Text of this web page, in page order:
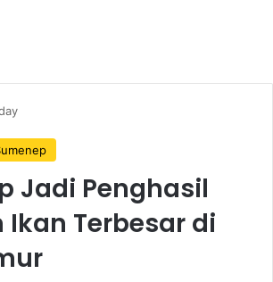
Jadi Penghasil
Ikan Terbesar di